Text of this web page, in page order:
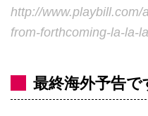
http://
from-forthcoming-la-la-
最終海外予告で